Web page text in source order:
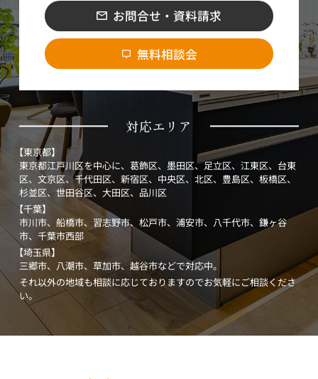
お問合せ・資料請求
無料相談会
対応エリア
【東京都】
東京都江戸川区を中心に、葛飾区、墨田区、足立区、江東区、台東
区、文京区、千代田区、新宿区、中央区、北区、豊島区、板橋区、
杉並区、世田谷区、大田区、品川区
【千葉】
市川市、船橋市、習志野市、松戸市、浦安市、八千代市、鎌ヶ谷
市、千葉市西部
【埼玉県】
三郷市、八潮市、草加市、越谷市などで対応中。
それ以外の地域も相談に応じておりますのでお気軽にご相談くださ
い。